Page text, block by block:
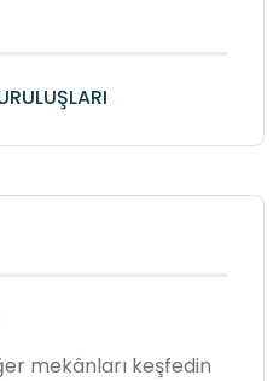
mekânları keşfedin